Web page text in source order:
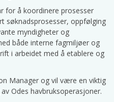
for å koordinere prosesser
søknadsprosesser, oppfølging
myndigheter og
både interne fagmiljøer og
i arbeidet med å etablere og
Manager og vil være en viktig
Odes havbruksoperasjoner.